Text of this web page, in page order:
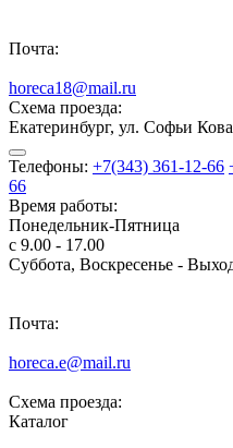
Почта:
horeca18@mail.ru
Схема проезда:
Екатеринбург, ул. Софьи
Телефоны: +7(343) 361-12-66
66
Время работы:
Понедельник-Пятница
с 9.00 - 17.00
Суббота, Воскресенье -
Почта:
horeca.e@mail.ru
Схема проезда:
Каталог